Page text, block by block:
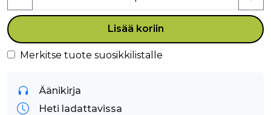
Lisää koriin
Merkitse tuote suosikkilistalle
Äänikirja
Heti ladattavissa